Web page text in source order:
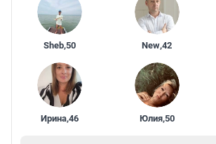
Sheb,50 New,42
Ирина,46 Юлия,50